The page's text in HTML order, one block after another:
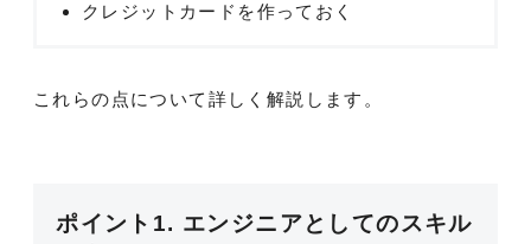
クレジットカードを作っておく
これらの点について詳しく解説します。
ポイント1. エンジニアとしてのスキル